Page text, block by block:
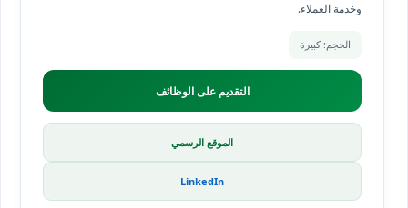
وخدمة العملاء.
الحجم: كبيرة
التقديم على الوظائف
الموقع الرسمي
LinkedIn